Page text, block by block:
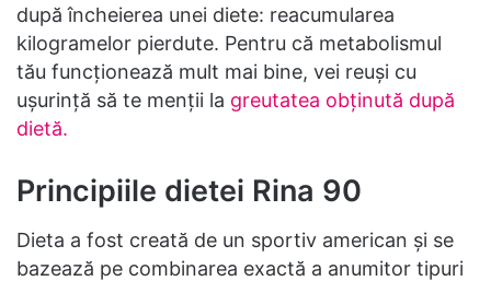
după încheierea unei diete: reacumularea
kilogramelor pierdute. Pentru că metabolismul
tău funcționează mult mai bine, vei reuși cu
ușurință să te menții la greutatea obținută după
dietă.
Principiile dietei Rina 90
Dieta a fost creată de un sportiv american și se
bazează pe combinarea exactă a anumitor tipuri